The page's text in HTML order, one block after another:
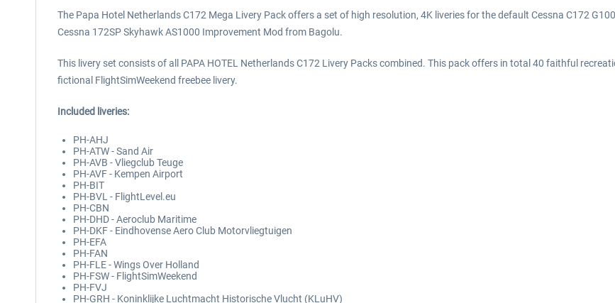
The Papa Hotel Netherlands C172 Mega Livery Pack offers a set of high resolution, 4K liveries for the default Cessna C172
Cessna 172SP Skyhawk AS1000 Improvement Mod from Bagolu.
This livery set consists of all PAPA HOTEL Netherlands C172 Livery Packs combined. This pack offers in total 40 faithful
fictional FlightSimWeekend freebee livery.
Included liveries:
PH-AHJ
PH-ATW - Sand Air
PH-AVB - Vliegclub Teuge
PH-AVF - Kempen Airport
PH-BIT
PH-BVL - FlightLevel.eu
PH-CBN
PH-DHD - Aeroclub Maritime
PH-DKF - Eindhovense Aero Club Motorvliegtuigen
PH-EFA
PH-FAN
PH-FLE - Wings Over Holland
PH-FSW - FlightSimWeekend
PH-FVJ
PH-GRH - Koninklijke Luchtmacht Historische Vlucht (KLuHV)